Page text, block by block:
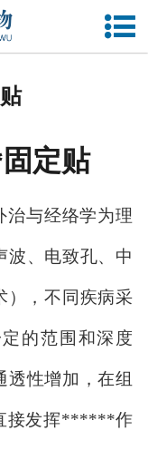
网站首页
新闻资讯
资质荣誉
在线留言
联系我们
定贴
与经络学为理
、电致孔、中
），不同疾病采
的范围和深度
性增加，在组
接发挥******作